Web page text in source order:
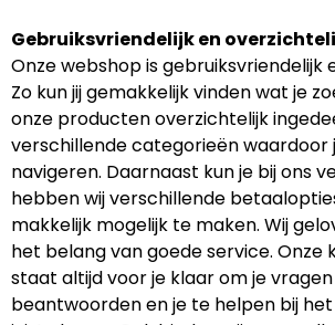
Gebruiksvriendelijk en
Onze webshop is gebruiksvriendelijk
Zo kun jij gemakkelijk vinden wat je
onze producten overzichtelijk
verschillende categorieën waardoor
navigeren. Daarnaast kun je bij ons
hebben wij verschillende
makkelijk mogelijk te maken. Wij
het belang van goede service. Onze
staat altijd voor je klaar om je
beantwoorden en je te helpen bij